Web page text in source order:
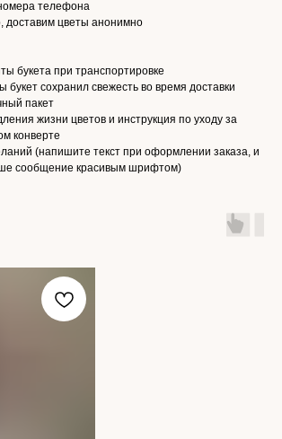
телефона
доставим цветы анонимно
букета при транспортировке
букет сохранил свежесть во время доставки
пакет
жизни цветов и инструкция по уходу за
конверте
(напишите текст при оформлении заказа, и
сообщение красивым шрифтом)